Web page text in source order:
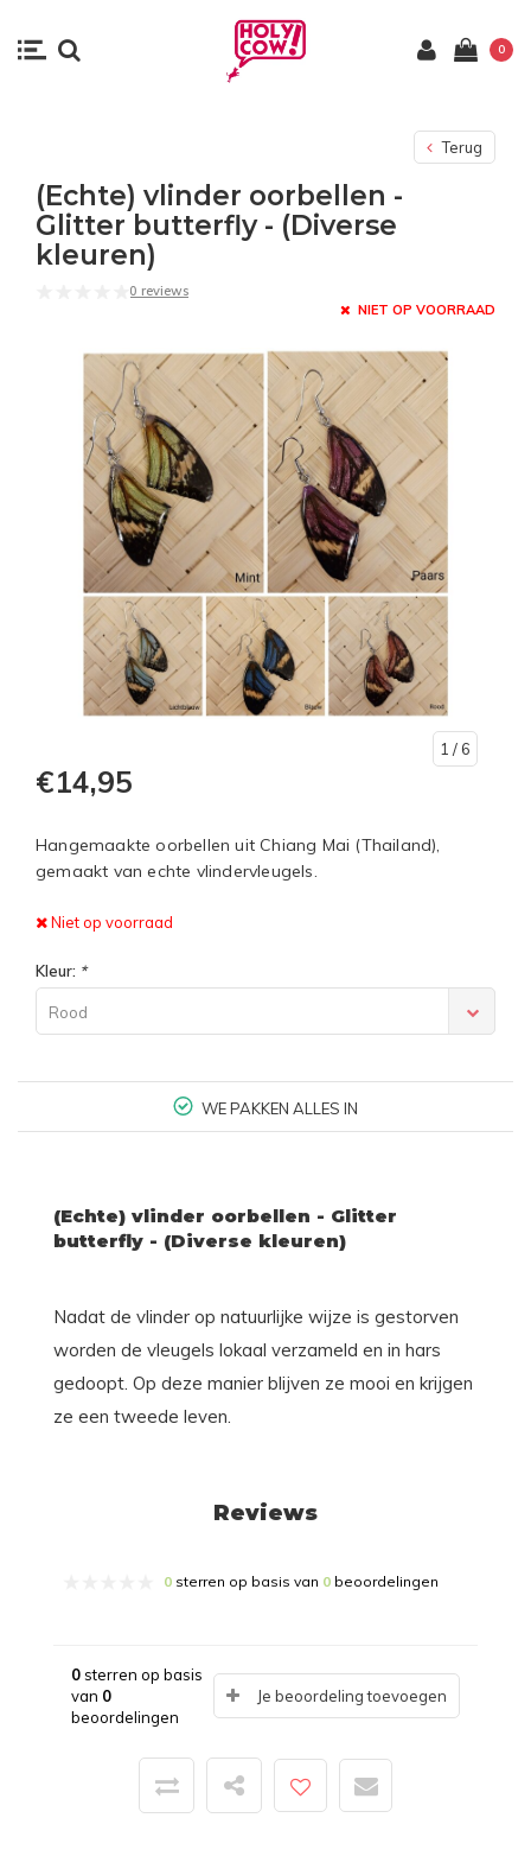
0
Terug
(Echte) vlinder oorbellen -
Glitter butterfly - (Diverse
kleuren)
0 reviews
NIET OP VOORRAAD
1 / 6
€14,95
Hangemaakte oorbellen uit Chiang Mai (Thailand),
gemaakt van echte vlindervleugels.
Niet op voorraad
Kleur: *
Rood
WE PAKKEN ALLES IN
(Echte) vlinder oorbellen - Glitter
butterfly - (Diverse kleuren)
Nadat de vlinder op natuurlijke wijze is gestorven
worden de vleugels lokaal verzameld en in hars
gedoopt. Op deze manier blijven ze mooi en krijgen
ze een tweede leven.
Reviews
0 sterren op basis van 0 beoordelingen
0sterren op basis
van 0
beoordelingen
Je beoordeling toevoegen